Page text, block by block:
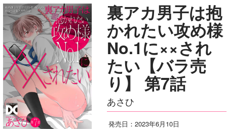
裏アカ男子は抱
かれたい攻め様
No.1に××され
たい【バラ売
り】 第7話
あさひ
発売日：2023年6月10日